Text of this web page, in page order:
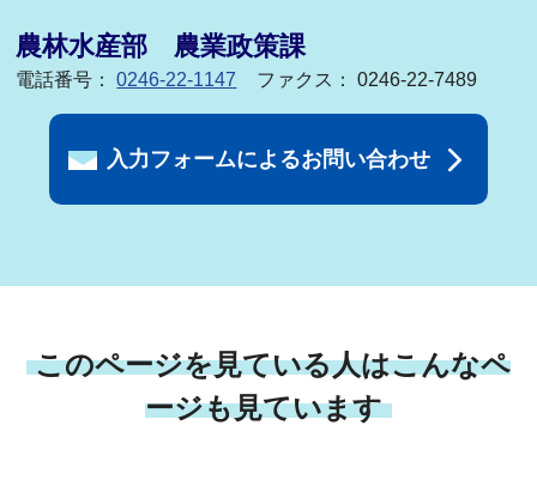
農林水産部 農業政策課
電話番号：0246-22-1147 ファクス： 0246-22-7489
入力フォームによるお問い合わせ
このページを見ている人はこんなペ
ージも見ています